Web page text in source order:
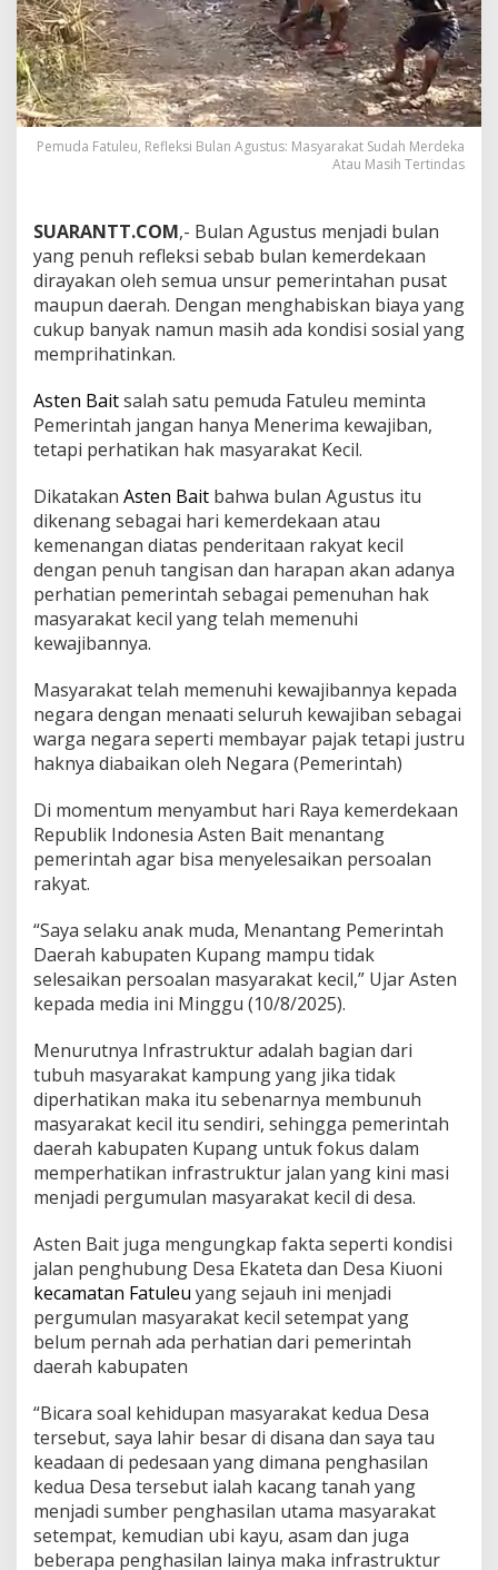
Pemuda Fatuleu, Refleksi Bulan Agustus: Masyarakat Sudah Merdeka
Atau Masih Tertindas
SUARANTT.COM,- Bulan Agustus menjadi bulan
yang penuh refleksi sebab bulan kemerdekaan
dirayakan oleh semua unsur pemerintahan pusat
maupun daerah. Dengan menghabiskan biaya yang
cukup banyak namun masih ada kondisi sosial yang
memprihatinkan.
Asten Baitsalah satu pemuda Fatuleu meminta
Pemerintah jangan hanya Menerima kewajiban,
tetapi perhatikan hak masyarakat Kecil.
Dikatakan Asten Bait bahwa bulan Agustus itu
dikenang sebagai hari kemerdekaan atau
kemenangan diatas penderitaan rakyat kecil
dengan penuh tangisan dan harapan akan adanya
perhatian pemerintah sebagai pemenuhan hak
masyarakat kecil yang telah memenuhi
kewajibannya.
Masyarakat telah memenuhi kewajibannya kepada
negara dengan menaati seluruh kewajiban sebagai
warga negara seperti membayar pajak tetapi justru
haknya diabaikan oleh Negara (Pemerintah)
Di momentum menyambut hari Raya kemerdekaan
Republik Indonesia Asten Bait menantang
pemerintah agar bisa menyelesaikan persoalan
rakyat.
“Saya selaku anak muda, Menantang Pemerintah
Daerah kabupaten Kupang mampu tidak
selesaikan persoalan masyarakat kecil,” Ujar Asten
kepada media ini Minggu (10/8/2025).
Menurutnya Infrastruktur adalah bagian dari
tubuh masyarakat kampung yang jika tidak
diperhatikan maka itu sebenarnya membunuh
masyarakat kecil itu sendiri, sehingga pemerintah
daerah kabupaten Kupang untuk fokus dalam
memperhatikan infrastruktur jalan yang kini masi
menjadi pergumulan masyarakat kecil di desa.
Asten Bait juga mengungkap fakta seperti kondisi
jalan penghubung Desa Ekateta dan Desa Kiuoni
kecamatan Fatuleu yang sejauh ini menjadi
pergumulan masyarakat kecil setempat yang
belum pernah ada perhatian dari pemerintah
daerah kabupaten
“Bicara soal kehidupan masyarakat kedua Desa
tersebut, saya lahir besar di disana dan saya tau
keadaan di pedesaan yang dimana penghasilan
kedua Desa tersebut ialah kacang tanah yang
menjadi sumber penghasilan utama masyarakat
setempat, kemudian ubi kayu, asam dan juga
beberapa penghasilan lainya maka infrastruktur